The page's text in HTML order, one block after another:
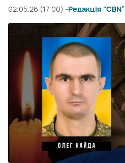
02.05.26 (17:00) -Редакція “CBN”